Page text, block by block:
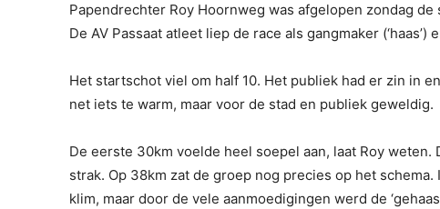
Papendrechter Roy Hoornweg was afgelopen zondag
De AV Passaat atleet liep de race als gangmaker (‘haas’)
Het startschot viel om half 10. Het publiek had er zin in
net iets te warm, maar voor de stad en publiek geweldig.
De eerste 30km voelde heel soepel aan, laat Roy
strak. Op 38km zat de groep nog precies op het
klim, maar door de vele aanmoedigingen werd de